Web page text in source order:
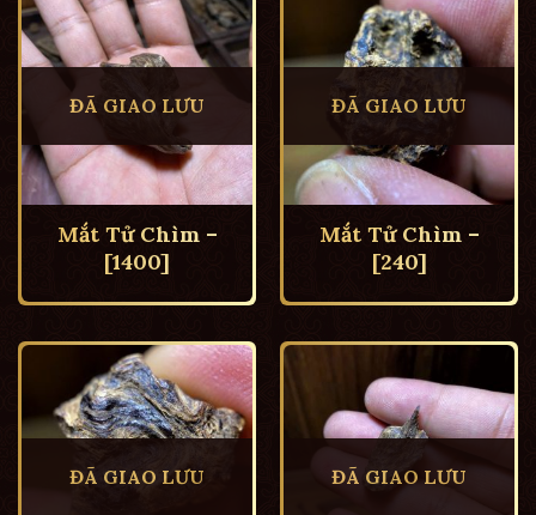
ĐÃ GIAO LƯU
Mắt Tử Chìm –
[1400]
ĐÃ GIAO LƯU
Mắt Tử Chìm –
[240]
ĐÃ GIAO LƯU ĐÃ GIAO LƯU